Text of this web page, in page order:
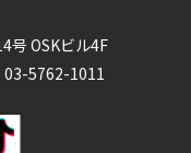
号 OSKビル4F
03-5762-1011